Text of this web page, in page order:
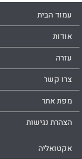
עמוד הבית
אודות
עזרה
צרו קשר
מפת אתר
הצהרת נגישות
אקטואליה